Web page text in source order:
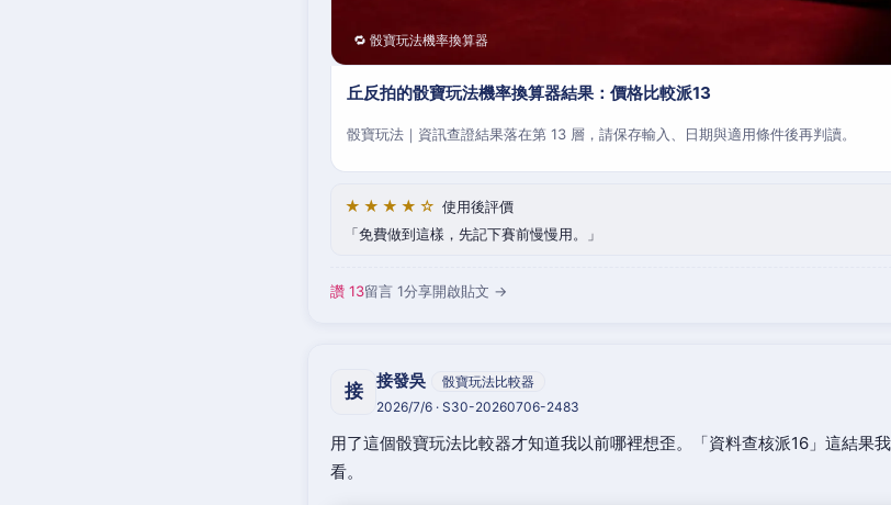
🔁 骰寶玩法機率換算器
丘反拍的骰寶玩法機率換算器結果：價格比較派13
骰寶玩法｜資訊查證結果落在第 13 層，請保存輸入、日期與適用條件後再判讀。
★★★★☆ 使用後評價
免費做到這樣，先記下賽前慢慢用。
讚 13留言 1分享開啟貼文 →
接 接發吳
骰寶玩法比較器
2026/7/6 · S30-20260706-2483
用了這個骰寶玩法比較器才知道我以前哪裡想歪。「資料查核派16」這結果
看。